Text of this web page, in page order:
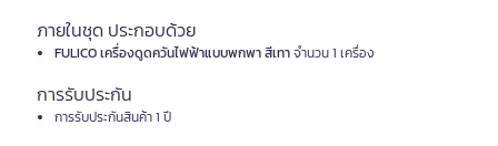
ภายในชุด ประกอบด้วย
FULICO เครื่องดูดควันไฟฟ้าแบบพกพา สีเทาจำนวน 1 เครื่อง
การรับประกัน
การรับประกันสินค้า 1 ปี